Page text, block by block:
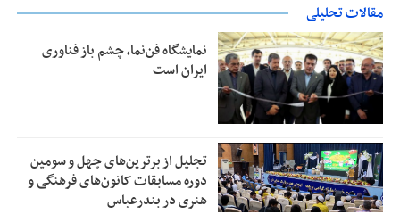
مقالات تحلیلی
نمایشگاه فن‌نما، چشم باز فناوری
ایران است
تجلیل از بر‌ترین‌های چهل و سومین
دوره مسابقات کانون‌های فرهنگی و
هنری در بندرعباس